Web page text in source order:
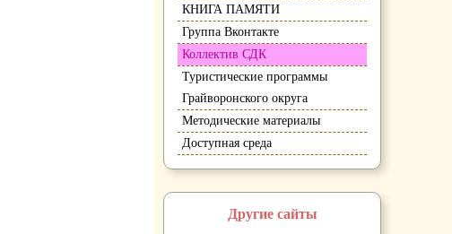
КНИГА ПАМЯТИ
Группа Вконтакте
Коллектив СДК
Туристические программы
Грайворонского округа
Методические материалы
Доступная среда
Другие сайты